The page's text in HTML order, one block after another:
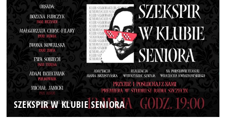
SZEKSPIR W KLUBIE SENIORA